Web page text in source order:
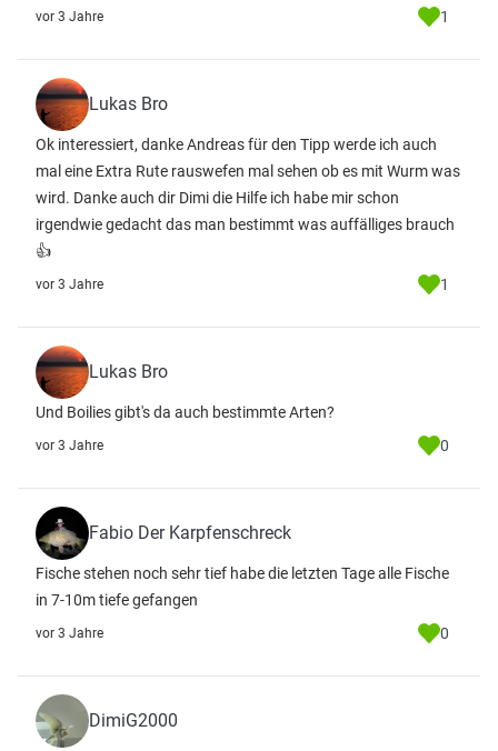
vor 3 Jahre 1
Lukas Bro
Ok interessiert, danke Andreas für den Tipp werde ich auch
mal eine Extra Rute rauswefen mal sehen ob es mit Wurm was
wird. Danke auch dir Dimi die Hilfe ich habe mir schon
irgendwie gedacht das man bestimmt was auffälliges brauch
👍
vor 3 Jahre 1
Lukas Bro
Und Boilies gibt's da auch bestimmte Arten?
vor 3 Jahre 0
Fabio Der Karpfenschreck
Fische stehen noch sehr tief habe die letzten Tage alle Fische
in 7-10m tiefe gefangen
vor 3 Jahre 0
DimiG2000